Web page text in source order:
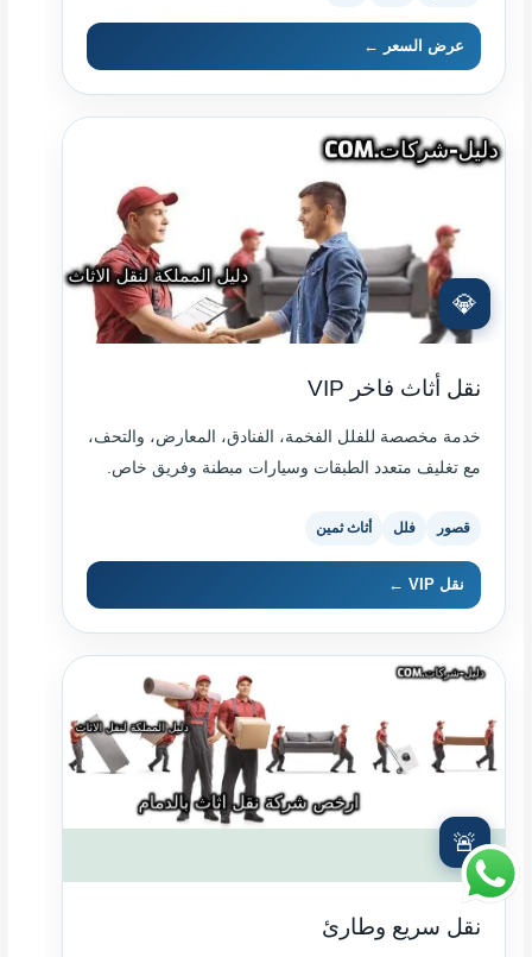
عرض السعر ←
💎
نقل أثاث فاخر VIP
خدمة مخصصة للفلل الفخمة، الفنادق، المعارض، والتحف،
مع تغليف متعدد الطبقات وسيارات مبطنة وفريق خاص.
قصور فلل أثاث ثمين
نقل VIP ←
🚨
نقل سريع وطارئ